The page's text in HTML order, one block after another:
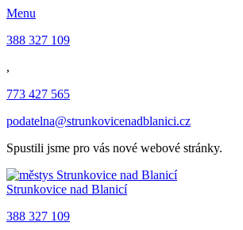
Menu
388 327 109
,
773 427 565
podatelna@strunkovicenadblanici.cz
Spustili jsme pro vás nové webové stránky.
Strunkovice nad Blanicí
388 327 109